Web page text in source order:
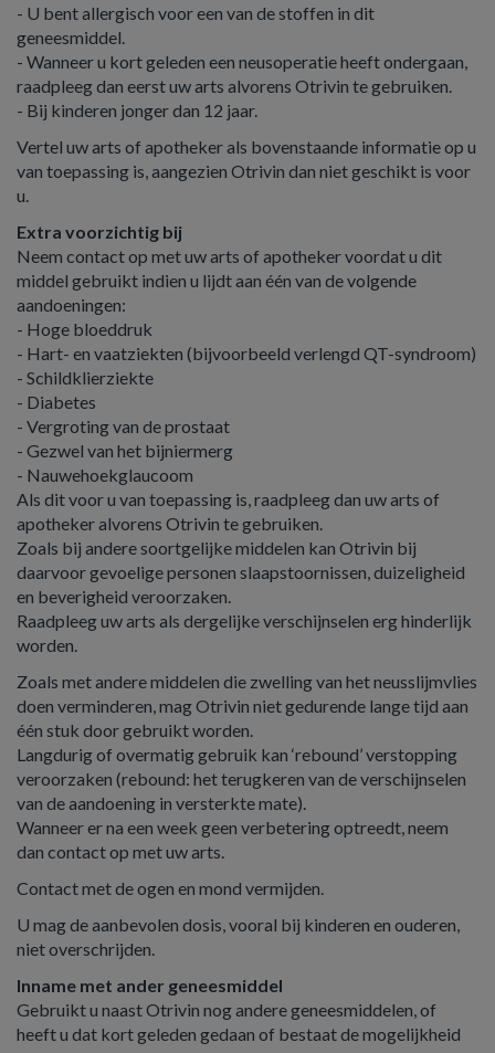
- U bent allergisch voor een van de stoffen in dit
geneesmiddel.
- Wanneer u kort geleden een neusoperatie heeft ondergaan,
raadpleeg dan eerst uw arts alvorens Otrivin te gebruiken.
- Bij kinderen jonger dan 12 jaar.
Vertel uw arts of apotheker als bovenstaande informatie op u
van toepassing is, aangezien Otrivin dan niet geschikt is voor
u.
Extra voorzichtig bij
Neem contact op met uw arts of apotheker voordat u dit
middel gebruikt indien u lijdt aan één van de volgende
aandoeningen:
- Hoge bloeddruk
- Hart- en vaatziekten (bijvoorbeeld verlengd QT-syndroom)
- Schildklierziekte
- Diabetes
- Vergroting van de prostaat
- Gezwel van het bijniermerg
- Nauwehoekglaucoom
Als dit voor u van toepassing is, raadpleeg dan uw arts of
apotheker alvorens Otrivin te gebruiken.
Zoals bij andere soortgelijke middelen kan Otrivin bij
daarvoor gevoelige personen slaapstoornissen, duizeligheid
en beverigheid veroorzaken.
Raadpleeg uw arts als dergelijke verschijnselen erg hinderlijk
worden.
Zoals met andere middelen die zwelling van het neusslijmvlies
doen verminderen, mag Otrivin niet gedurende lange tijd aan
één stuk door gebruikt worden.
Langdurig of overmatig gebruik kan ‘rebound’ verstopping
veroorzaken (rebound: het terugkeren van de verschijnselen
van de aandoening in versterkte mate).
Wanneer er na een week geen verbetering optreedt, neem
dan contact op met uw arts.
Contact met de ogen en mond vermijden.
U mag de aanbevolen dosis, vooral bij kinderen en ouderen,
niet overschrijden.
Inname met ander geneesmiddel
Gebruikt u naast Otrivin nog andere geneesmiddelen, of
heeft u dat kort geleden gedaan of bestaat de mogelijkheid